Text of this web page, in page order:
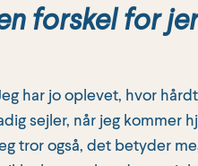
forskel for
har jo oplevet, hvor
sejler, når jeg kommer
tror også, det betyder